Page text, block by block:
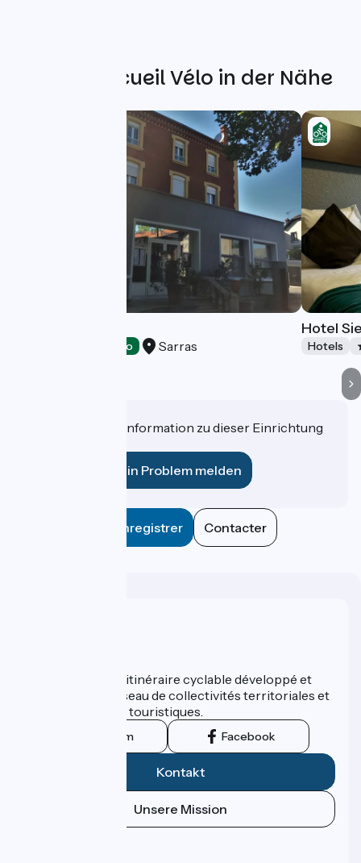
Weitere Accueil Vélo in der Nähe
Accueil Vélo Sarras
Hotel
Hotels
Haben Sie eine Information zu dieser Einrichtung
Ein Problem melden
Enregistrer Contacter
ViaRhôna est un itinéraire cyclable développé et
promu par un réseau de collectivités territoriales et
leurs institutions touristiques.
Instagram Facebook
Kontakt
Unsere Mission